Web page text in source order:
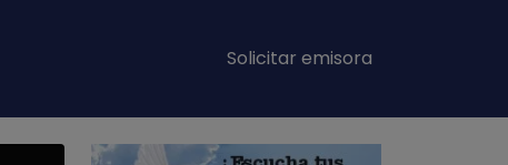
Main navigation
Solicitar emisora